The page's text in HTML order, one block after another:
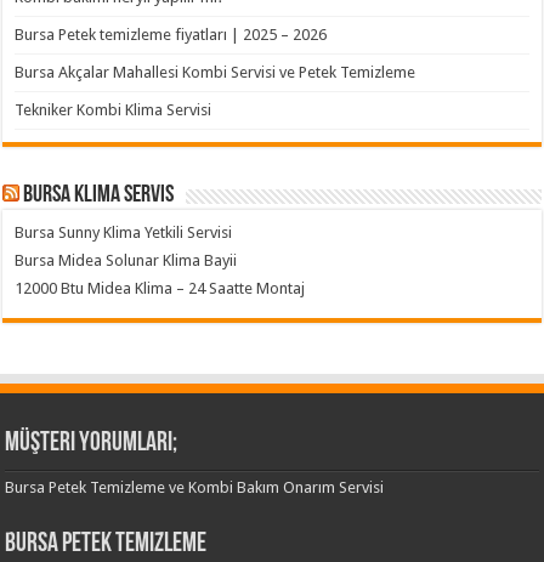
Bursa Petek temizleme fiyatları | 2025 – 2026
Bursa Akçalar Mahallesi Kombi Servisi ve Petek Temizleme
Tekniker Kombi Klima Servisi
Bursa klima servis
Bursa Sunny Klima Yetkili Servisi
Bursa Midea Solunar Klima Bayii
12000 Btu Midea Klima – 24 Saatte Montaj
Müşteri Yorumları;
Bursa Petek Temizleme ve Kombi Bakım Onarım Servisi
Bursa Petek Temizleme